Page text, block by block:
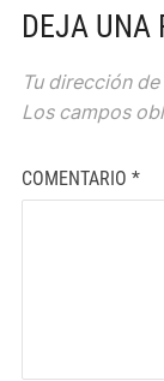
DEJA UNA
Tu dirección
Los campos
COMENTARIO *